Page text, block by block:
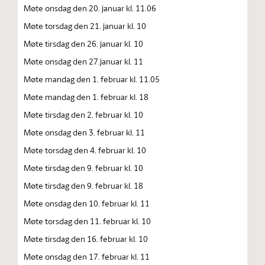
Møte onsdag den 20. januar kl. 11.06
Møte torsdag den 21. januar kl. 10
Møte tirsdag den 26. januar kl. 10
Møte onsdag den 27.januar kl. 11
Møte mandag den 1. februar kl. 11.05
Møte mandag den 1. februar kl. 18
Møte tirsdag den 2. februar kl. 10
Møte onsdag den 3. februar kl. 11
Møte torsdag den 4. februar kl. 10
Møte tirsdag den 9. februar kl. 10
Møte tirsdag den 9. februar kl. 18
Møte onsdag den 10. februar kl. 11
Møte torsdag den 11. februar kl. 10
Møte tirsdag den 16. februar kl. 10
Møte onsdag den 17. februar kl. 11